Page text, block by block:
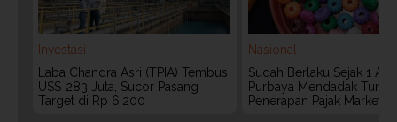
Investasi
Laba Chandra Asri (TPIA) Tembus
US$ 283 Juta, Sucor Pasang
Target di Rp 6.200
Nasional
Sudah Berlaku Sejak 1
Purbaya Mendadak Tunda
Penerapan Pajak